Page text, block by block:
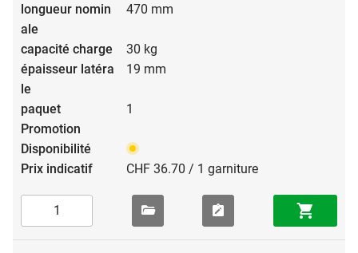
470 mm
30 kg
19 mm
1
CHF 36.70 / 1 garniture